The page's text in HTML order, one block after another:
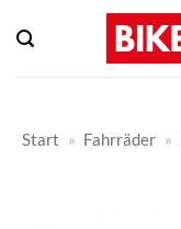
Inhalt
springen
Start » Fahrräder »